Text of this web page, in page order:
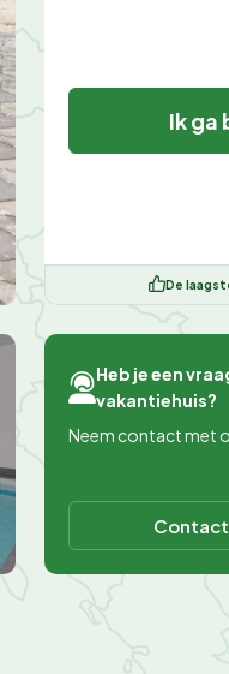
Ik ga
De
Heb je een
vakantiehuis?
Neem contact met